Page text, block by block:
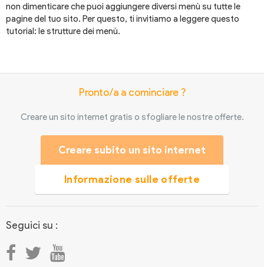
non dimenticare che puoi aggiungere diversi menù su tutte le
pagine del tuo sito. Per questo, ti invitiamo a leggere questo
tutorial: le strutture dei menù.
Pronto/a a cominciare ?
Creare un sito internet gratis o sfogliare le nostre offerte.
Creare subito un sito internet
Informazione sulle offerte
Seguici su :